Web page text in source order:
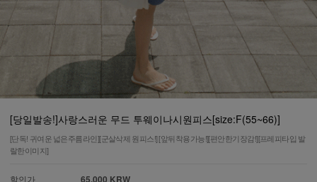
[당일발송!]사랑스러운 무드 투웨이나시원피스[size:F(55~66)]
[단독! 귀여운 넓은주름라인][군살삭제 원피스!] [앞뒤착용가능!][편안한기장감!][프레피타입 발
랄한이미지]
할인가